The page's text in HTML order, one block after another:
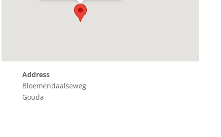
Address
Bloemendaalseweg
Gouda